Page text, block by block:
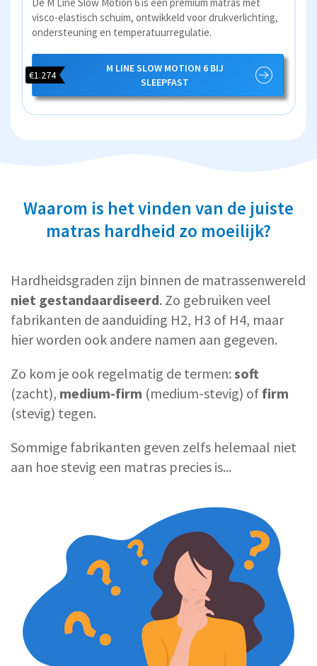
De M Line Slow Motion 6 is een premium matras met
visco-elastisch schuim, ontwikkeld voor drukverlichting,
ondersteuning en temperatuurregulatie.
M LINE SLOW MOTION 6 BIJ
SLEEPFAST
€1.274
Waarom is het vinden van de juiste
matras hardheid zo moeilijk?
Hardheidsgraden zijn binnen de matrassenwereld
niet gestandaardiseerd. Zo gebruiken veel
fabrikanten de aanduiding H2, H3 of H4, maar
hier worden ook andere namen aan gegeven.
Zo kom je ook regelmatig de termen: soft
(zacht), medium-firm (medium-stevig) of firm
(stevig) tegen.
Sommige fabrikanten geven zelfs helemaal niet
aan hoe stevig een matras precies is...